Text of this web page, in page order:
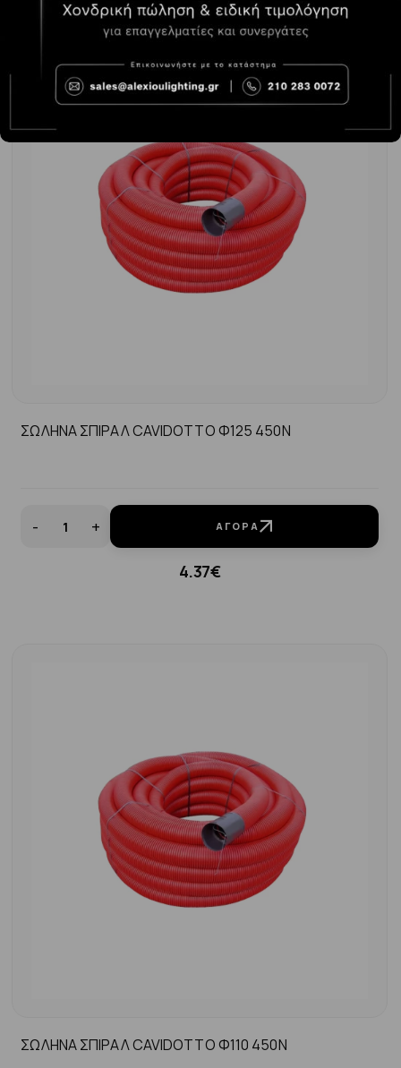
ΣΩΛΗΝΑ ΣΠΙΡΑΛ CAVIDOTTO Φ125 450N
- + ΑΓΟΡΆ
4.37€
ΣΩΛΗΝΑ ΣΠΙΡΑΛ CAVIDOTTO Φ110 450N